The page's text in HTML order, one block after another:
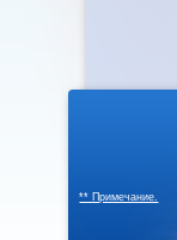
** Примечание.